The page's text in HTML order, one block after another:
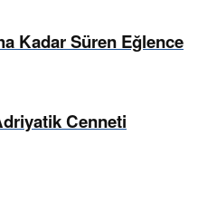
Kadar Süren Eğlence
Cenneti